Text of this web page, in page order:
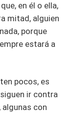
en él o ella,
mitad, alguien
porque
estará a
pocos, es
ir contra
con